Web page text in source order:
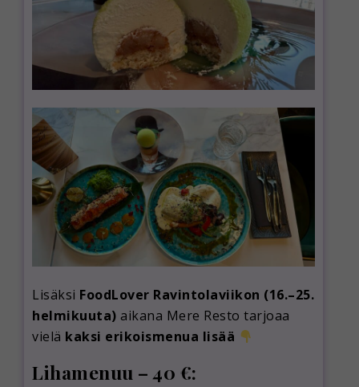
Lisäksi FoodLover Ravintolaviikon (16.–25.
helmikuuta) aikana Mere Resto tarjoaa
vielä kaksi erikoismenua lisää
Lihamenuu – 40 €: